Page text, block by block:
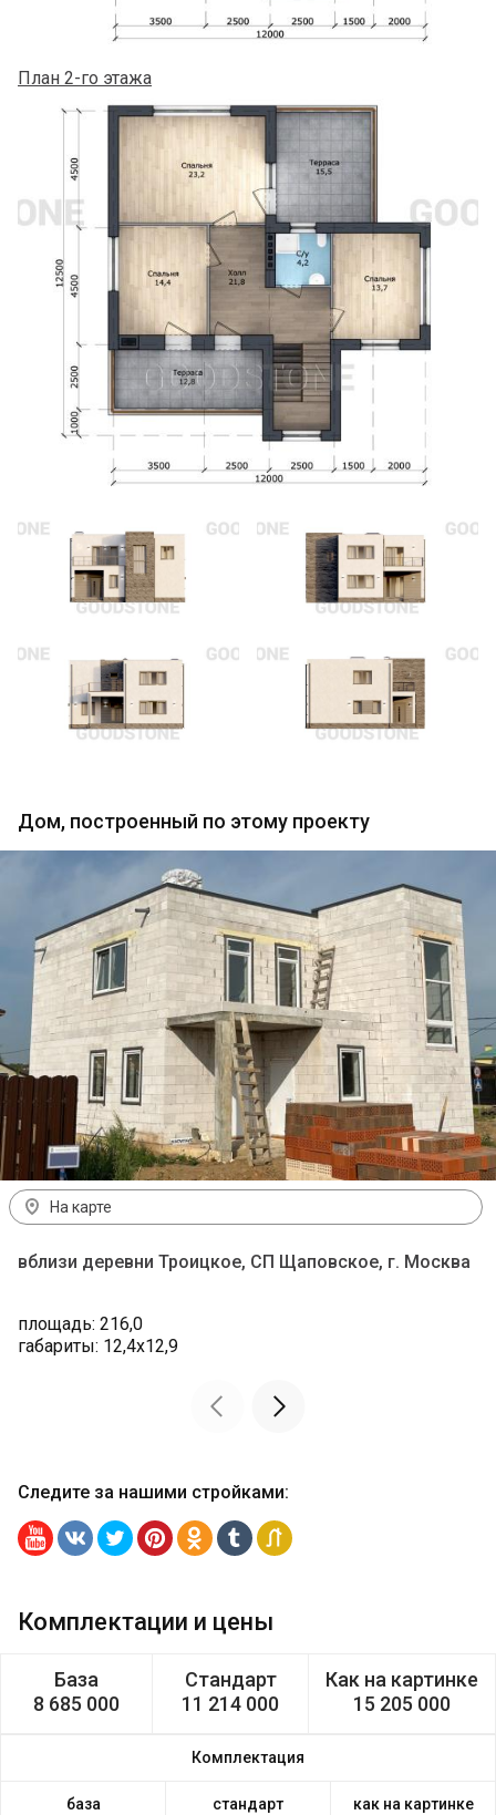
План 2-го этажа
Дом, построенный по этому проекту
На карте
вблизи деревни Троицкое, СП Щаповское, г. Москва
площадь: 216,0
габариты: 12,4х12,9
Следите за нашими стройками:
Комплектации и цены
База
8 685 000
Стандарт
11 214 000
Как на картинке
15 205 000
Комплектация
база стандарт как на картинке